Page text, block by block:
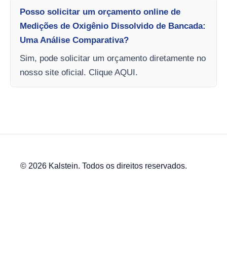
Posso solicitar um orçamento online de
Medições de Oxigênio Dissolvido de Bancada:
Uma Análise Comparativa?
Sim, pode solicitar um orçamento diretamente no
nosso site oficial. Clique AQUI.
© 2026 Kalstein. Todos os direitos reservados.